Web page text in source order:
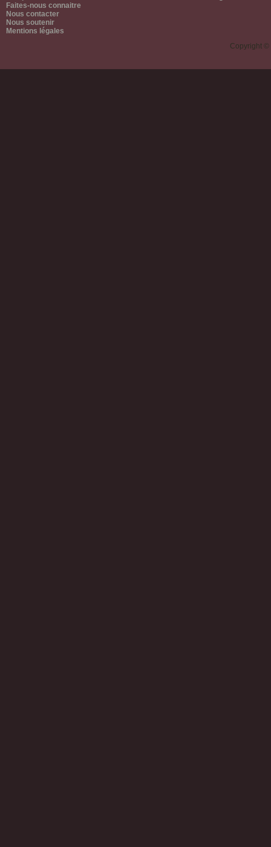
Faites-nous connaitre
Nous contacter
Nous soutenir
Mentions légales
Copyright ©